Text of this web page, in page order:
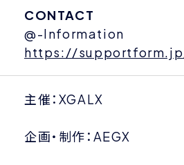
CONTACT
@-Information
https://
主催：XGALX
企画・制作：AEGX